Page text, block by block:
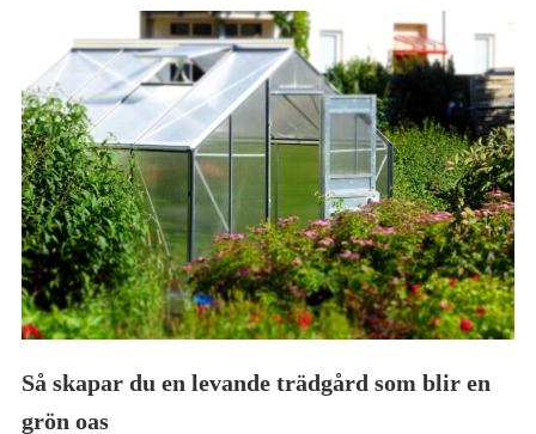
Så skapar du en levande trädgård som blir en
grön oas